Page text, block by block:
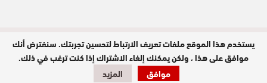
مدير النشر : عبد الله عزي / جميع الحقوق
محفوظة © 2026
تصميم وبرمجة
يستخدم هذا الموقع ملفات تعريف الارتباط لتحسين تجربتك. سنفترض أنك
موافق على هذا ، ولكن يمكنك إلغاء الاشتراك إذا كنت ترغب في ذلك.
موافق
المزيد